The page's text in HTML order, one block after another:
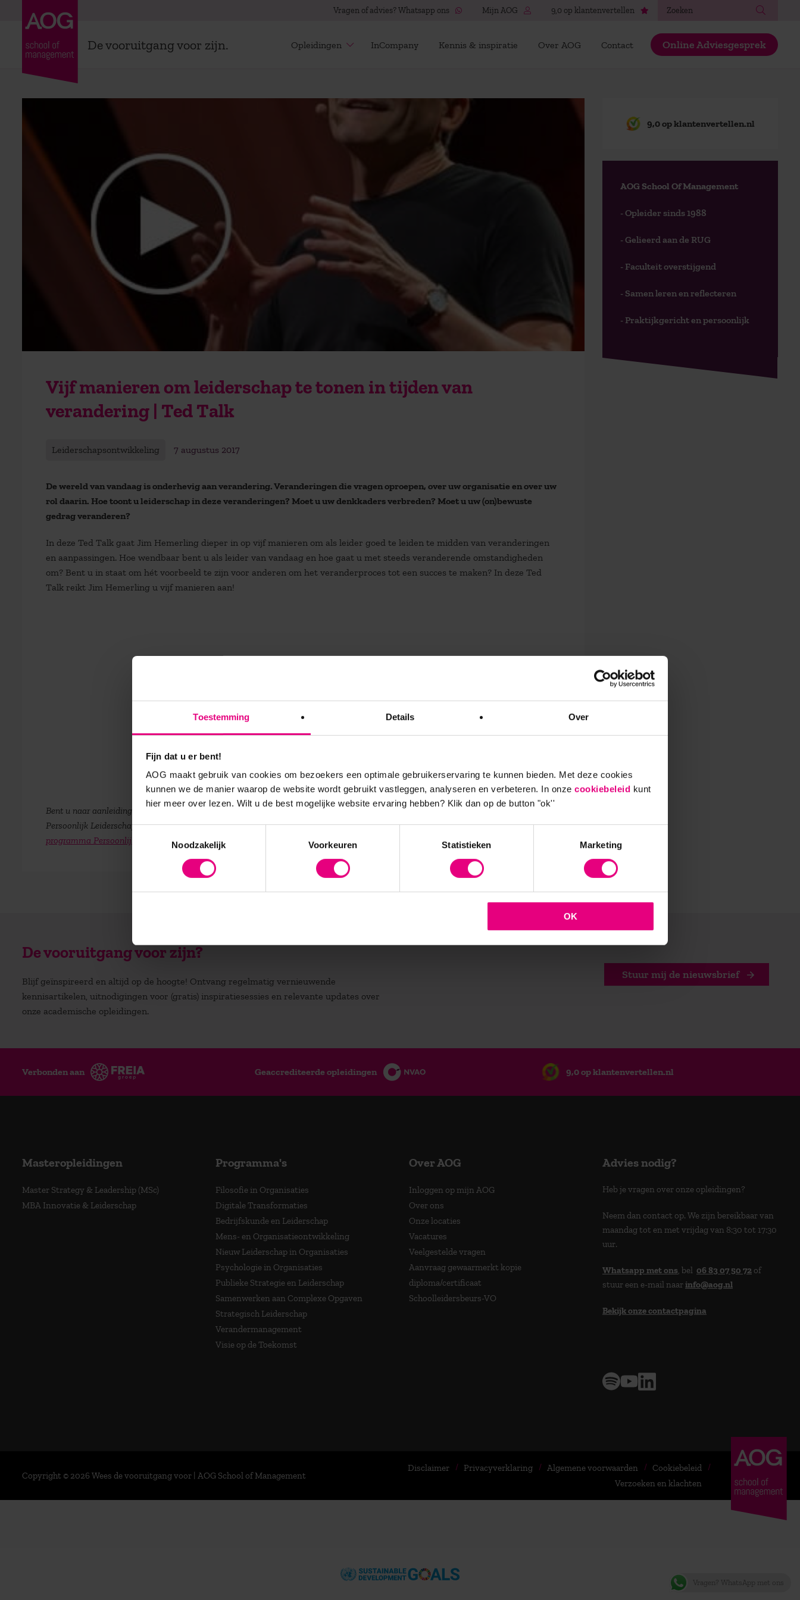
Toestemming Details Over
Fijn dat u er bent!
AOG maakt gebruik van cookies om bezoekers een optimale gebruikerservaring te kunnen bieden. Met deze cookies
kunnen we de manier waarop de website wordt gebruikt vastleggen, analyseren en verbeteren. In onze cookiebeleid kunt
hier meer over lezen. Wilt u de best mogelijke website ervaring hebben? Klik dan op de button "ok''
Toestemmingsselectie
Noodzakelijk
Voorkeuren Statistieken Marketing
OK
Vragen of advies? Whatsapp ons Mijn AOG 9,0 op klantenvertellen
De vooruitgang voor zijn. Opleidingen InCompany Kennis & inspiratie Over AOG Contact Online Adviesgesprek
Vijf manieren om leiderschap te tonen in tijden van
verandering | Ted Talk
Leiderschapsontwikkeling 7 augustus 2017
De wereld van vandaag is onderhevig aan verandering. Veranderingen die vragen oproepen, over uw organisatie en over uw
rol daarin. Hoe toont u leiderschap in deze veranderingen? Moet u uw denkkaders verbreden? Moet u uw (on)bewuste
gedrag veranderen?
In deze Ted Talk gaat Jim Hemerling dieper in op vijf manieren om als leider goed te leiden te midden van veranderingen
en aanpassingen. Hoe wendbaar bent u als leider van vandaag en hoe gaat u met steeds veranderende omstandigheden
om? Bent u in staat om hét voorbeeld te zijn voor anderen om het veranderproces tot een succes te maken? In deze Ted
Talk reikt Jim Hemerling u vijf manieren aan!
Bent u naar aanleiding van deze video nieuwsgierig geworden? Meld u dan aan voor de inspiratiesessie van het programma
Persoonlijk Leiderschap in Transities op woensdag 20 september bij Thermen Bussloo of bekijk de inhoud van het complete
programma Persoonlijk Leiderschap in Transities
9,0 op klantenvertellen.nl
AOG School Of Management
- Opleider sinds 1988
- Gelieerd aan de RUG
- Faculteit overstijgend
- Samen leren en reflecteren
- Praktijkgericht en persoonlijk
De vooruitgang voor zijn?
Blijf geïnspireerd en altijd op de hoogte! Ontvang regelmatig vernieuwende
kennisartikelen, uitnodigingen voor (gratis) inspiratiesessies en relevante updates over
onze academische opleidingen.
Stuur mij de nieuwsbrief
Verbonden aan Geaccrediteerde opleidingen 9,0 op klantenvertellen.nl
Masteropleidingen
Master Strategy & Leadership (MSc)
MBA Innovatie & Leiderschap
Programma's
Filosofie in Organisaties
Digitale Transformaties
Bedrijfskunde en Leiderschap
Mens- en Organisatieontwikkeling
Nieuw Leiderschap in Organisaties
Psychologie in Organisaties
Publieke Strategie en Leiderschap
Samenwerken aan Complexe Opgaven
Strategisch Leiderschap
Verandermanagement
Visie op de Toekomst
Over AOG
Inloggen op mijn AOG
Over ons
Onze locaties
Vacatures
Veelgestelde vragen
Aanvraag gewaarmerkt kopie
diploma/certificaat
Schoolleidersbeurs-VO
Advies nodig?
Heb je vragen over onze opleidingen?
Neem dan contact op. We zijn bereikbaar van
maandag tot en met vrijdag van 8:30 tot 17:30
uur.
Whatsapp met ons, bel 06 83 07 50 72 of
stuur een e-mail naarinfo@aog.nl
Bekijk onze contactpagina
Copyright © 2026 Wees de vooruitgang voor | AOG School of Management
Disclaimer Privacyverklaring Algemene voorwaarden
Cookiebeleid
Verzoeken en klachten
Vragen? WhatsApp met ons